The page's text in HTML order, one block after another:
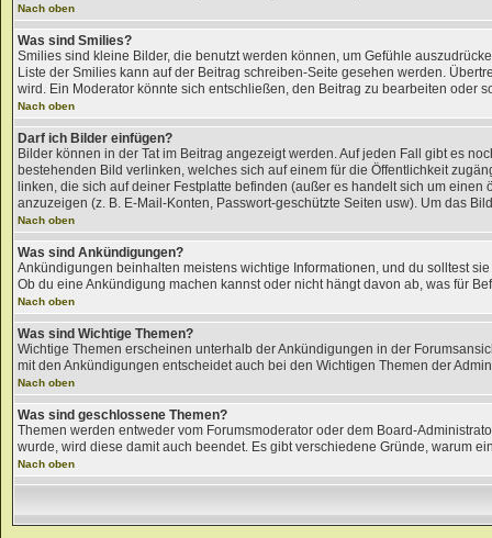
Nach oben
Was sind Smilies?
Smilies sind kleine Bilder, die benutzt werden können, um Gefühle
Liste der Smilies kann auf der Beitrag schreiben-Seite gesehen werden.
wird. Ein Moderator könnte sich entschließen, den Beitrag zu bearbeiten oder
Nach oben
Darf ich Bilder einfügen?
Bilder können in der Tat im Beitrag angezeigt werden. Auf jeden Fall gibt es
bestehenden Bild verlinken, welches sich auf einem für die Öffentlichkeit
linken, die sich auf deiner Festplatte befinden (außer es handelt sich um
anzuzeigen (z. B. E-Mail-Konten, Passwort-geschützte Seiten usw). Um das
Nach oben
Was sind Ankündigungen?
Ankündigungen beinhalten meistens wichtige Informationen, und du solltest
Ob du eine Ankündigung machen kannst oder nicht hängt davon ab, was für
Nach oben
Was sind Wichtige Themen?
Wichtige Themen erscheinen unterhalb der Ankündigungen in der
mit den Ankündigungen entscheidet auch bei den Wichtigen Themen der
Nach oben
Was sind geschlossene Themen?
Themen werden entweder vom Forumsmoderator oder dem Board-
wurde, wird diese damit auch beendet. Es gibt verschiedene Gründe, warum
Nach oben